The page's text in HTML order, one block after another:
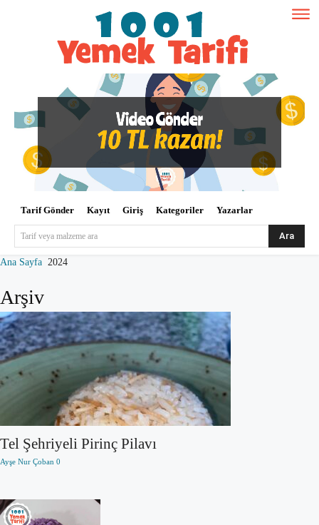
Tarif Gönder Kayıt Giriş Kategoriler Yazarlar
Tarif veya malzeme ara Ara
Ana Sayfa 2024
Arşiv
Tel Şehriyeli Pirinç Pilavı
Ayşe Nur Çoban 0